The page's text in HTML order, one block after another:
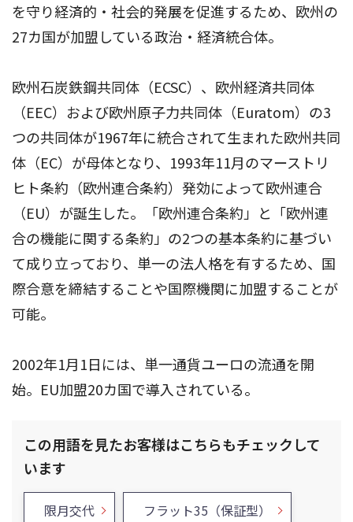
を守り経済的・社会的発展を促進するため、欧州の
27カ国が加盟している政治・経済統合体。
欧州石炭鉄鋼共同体（ECSC）、欧州経済共同体
（EEC）および欧州原子力共同体（Euratom）の3
つの共同体が1967年に統合されて生まれた欧州共同
体（EC）が母体となり、1993年11月のマーストリ
ヒト条約（欧州連合条約）発効によって欧州連合
（EU）が誕生した。「欧州連合条約」と「欧州連
合の機能に関する条約」の2つの基本条約に基づい
て成り立っており、単一の法人格を有するため、国
際合意を締結することや国際機関に加盟することが
可能。
2002年1月1日には、単一通貨ユーロの流通を開
始。EU加盟20カ国で導入されている。
この用語を見たお客様はこちらもチェックして
います
限月交代 フラット35（保証型）